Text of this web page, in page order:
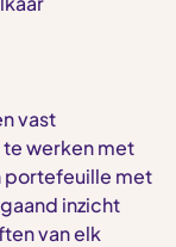
vast
werken met
portefeuille met
inzicht
van elk